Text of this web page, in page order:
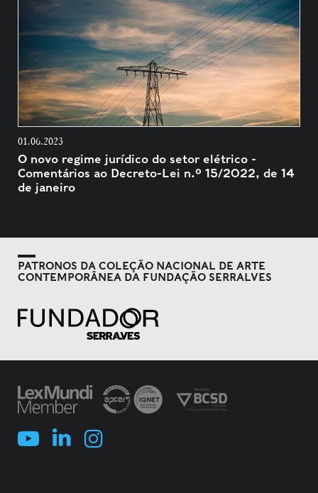
01.06.2023
O novo regime jurídico do setor elétrico -
Comentários ao Decreto-Lei n.º 15/2022, de 14
de janeiro
PATRONOS DA COLEÇÃO NACIONAL DE ARTE
CONTEMPORÂNEA DA FUNDAÇÃO SERRALVES